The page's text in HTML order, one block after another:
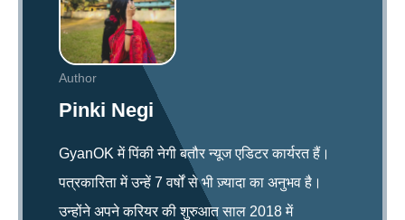
Author
Pinki Negi
GyanOK में पिंकी नेगी बतौर न्यूज एडिटर कार्यरत हैं।
पत्रकारिता में उन्हें 7 वर्षों से भी ज़्यादा का अनुभव है।
उन्होंने अपने करियर की शुरुआत साल 2018 में